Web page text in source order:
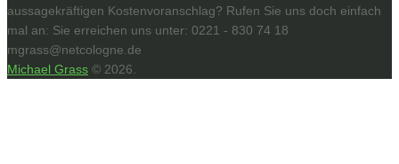
aussagekräftigen Kostenvoranschlag? Rufen Sie uns doch einfach
mal an: Sie erreichen uns unter: 0221 - 830 74 18
mgrass@netcologne.de
Michael Grass © 2026.